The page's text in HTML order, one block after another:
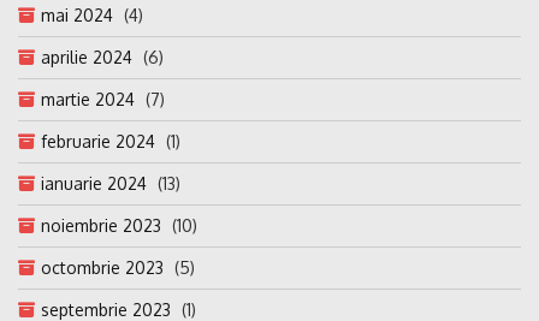
mai 2024 (4)
aprilie 2024 (6)
martie 2024 (7)
februarie 2024 (1)
ianuarie 2024 (13)
noiembrie 2023 (10)
octombrie 2023 (5)
septembrie 2023 (1)